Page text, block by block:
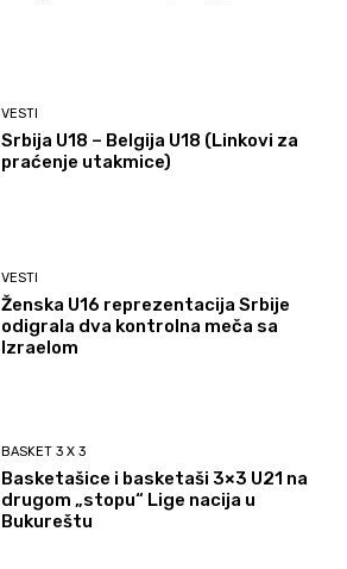
VESTI
Srbija U18 – Belgija U18 (Linkovi za
praćenje utakmice)
VESTI
Ženska U16 reprezentacija Srbije
odigrala dva kontrolna meča sa
Izraelom
BASKET 3 X 3
Basketašice i basketaši 3×3 U21 na
drugom „stopu“ Lige nacija u
Bukureštu